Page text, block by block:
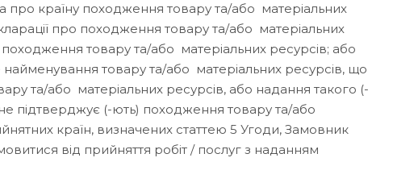
про країну походження товару та/або матеріальних
про походження товару та/або матеріальних
товару та/або матеріальних ресурсів; або
найменування товару та/або матеріальних ресурсів, що
та/або матеріальних ресурсів, або надання такого (-
не підтверджує (-ють) походження товару та/або
країн, визначених статтею 5 Угоди, Замовник
від прийняття робіт / послуг з наданням